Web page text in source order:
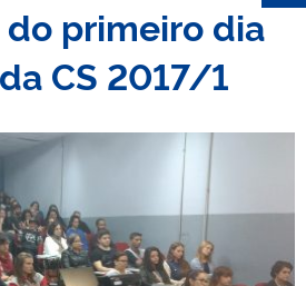
primeiro dia
CS 2017/1